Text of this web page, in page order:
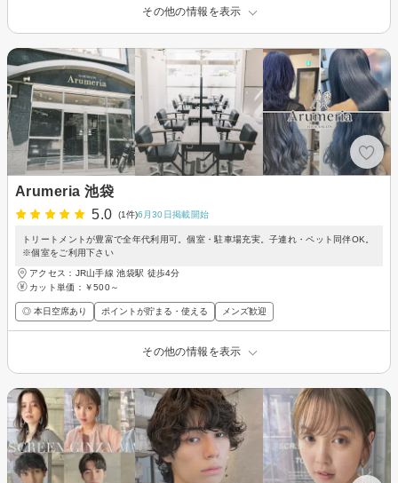
その他の情報を表示
Arumeria 池袋
5.0
(1件)6月30日掲載開始
トリートメントが豊富で全年代利用可。個室・駐車場充実。子連れ・ペット同伴OK。
※個室をご利用下さい
アクセス：JR山手線 池袋駅 徒歩4分
カット単価： ￥500～
◎ 本日空席あり ポイントが貯まる・使える メンズ歓迎
その他の情報を表示